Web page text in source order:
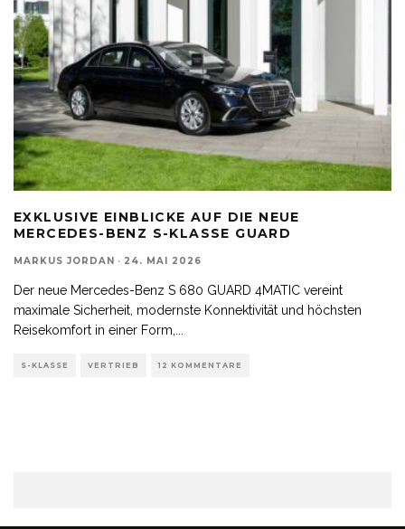
EXKLUSIVE EINBLICKE AUF DIE NEUE
MERCEDES-BENZ S-KLASSE GUARD
MARKUS JORDAN · 24. MAI 2026
Der neue Mercedes-Benz S 680 GUARD 4MATIC vereint
maximale Sicherheit, modernste Konnektivität und höchsten
Reisekomfort in einer Form,
S-KLASSE VERTRIEB 12 KOMMENTARE